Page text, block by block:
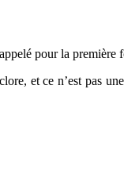
pour la première
et ce n’est pas